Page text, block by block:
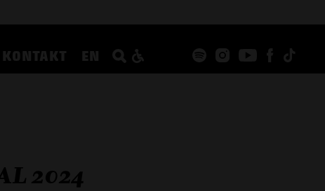
KONTAKT EN
2024